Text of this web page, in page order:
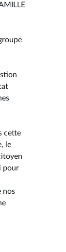
cette
le
pour
nos